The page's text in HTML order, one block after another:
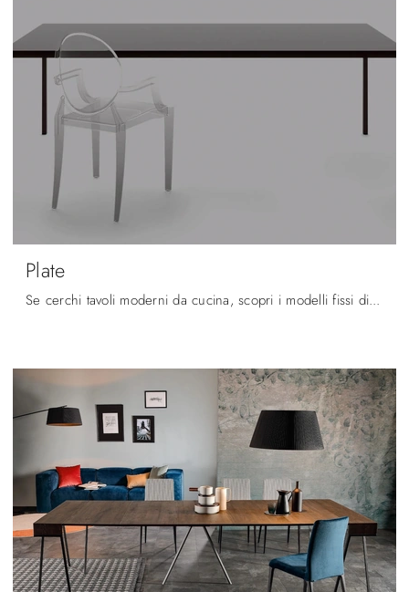
Plate
Se cerchi tavoli moderni da cucina, scopri i modelli fissi di Arrital: clicca e scopri il modello Plate in metallo.